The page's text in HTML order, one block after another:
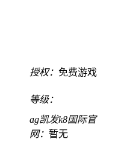
授权： 免费游戏
等级：
ag凯发k8国际官
网： 暂无